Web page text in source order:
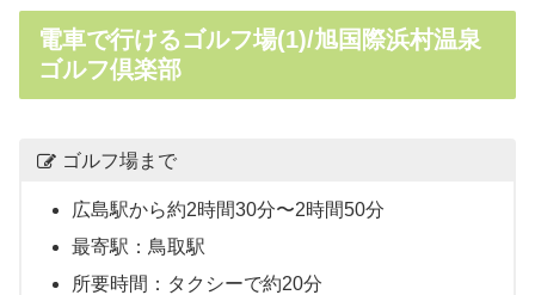
電車で行けるゴルフ場(1)/旭国際浜村温泉
ゴルフ倶楽部
ゴルフ場まで
広島駅から約2時間30分〜2時間50分
最寄駅：鳥取駅
所要時間：タクシーで約20分